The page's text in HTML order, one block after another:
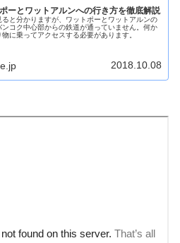
ーとワットアルンへの行き方を徹底解説
ると分かりますが、ワットポーとワットアルンの
ンコク中心部からの鉄道が通っていません。何か
物に乗ってアクセスする必要があります。
2018.10.08